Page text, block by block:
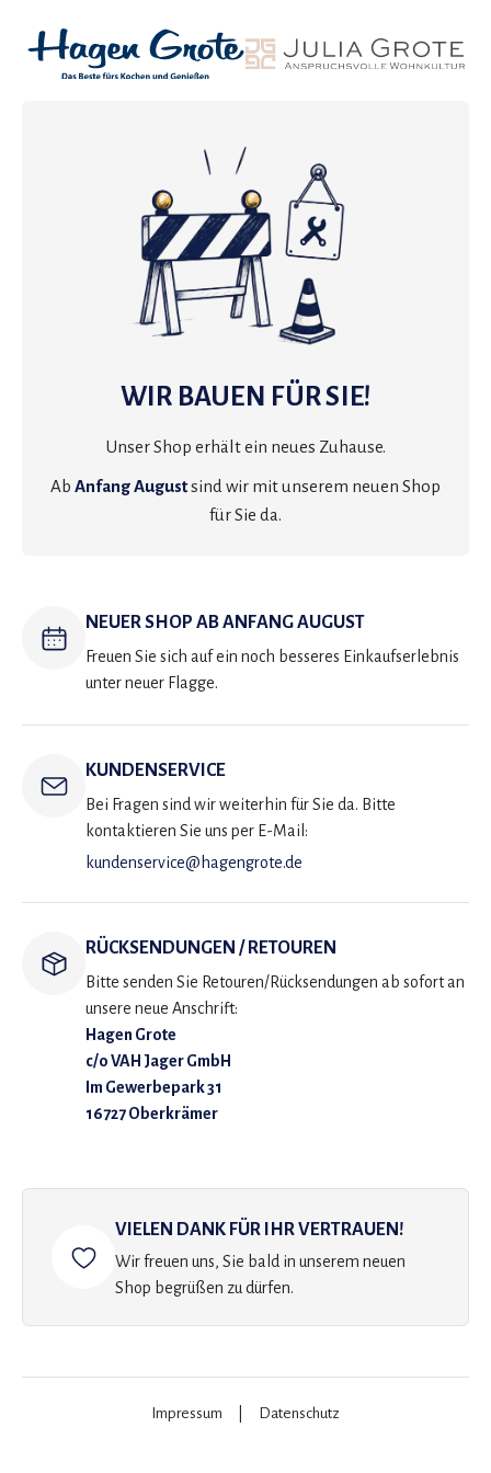
WIR BAUEN FÜR SIE!
Unser Shop erhält ein neues Zuhause.
Ab Anfang Augustsind wir mit unserem neuen Shop
für Sie da.
NEUER SHOP AB ANFANG AUGUST
Freuen Sie sich auf ein noch besseres Einkaufserlebnis
unter neuer Flagge.
KUNDENSERVICE
Bei Fragen sind wir weiterhin für Sie da. Bitte
kontaktieren Sie uns per E-Mail:
kundenservice@hagengrote.de
RÜCKSENDUNGEN / RETOUREN
Bitte senden Sie Retouren/Rücksendungen ab sofort an
unsere neue Anschrift:
Hagen Grote
c/o VAH Jager GmbH
Im Gewerbepark 31
16727 Oberkrämer
VIELEN DANK FÜR IHR VERTRAUEN!
Wir freuen uns, Sie bald in unserem neuen
Shop begrüßen zu dürfen.
Impressum Datenschutz